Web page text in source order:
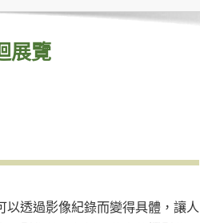
展覽
以透過影像紀錄而變得具體，讓人